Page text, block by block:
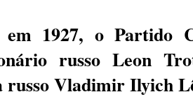
1927, o Partido
russo Leon
russo Vladimir Ilyich